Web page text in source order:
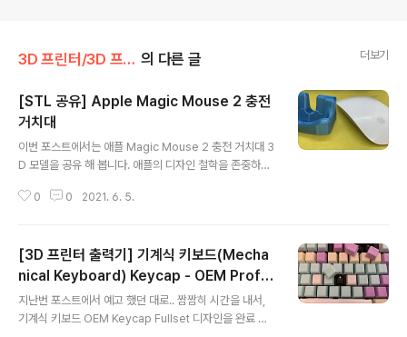
3D 프린터/3D 프린팅 갤러리 의 다른 글 더보기
[STL 공유] Apple Magic Mouse 2 충전
거치대
이번 포스트에서는 애플 Magic Mouse 2 충전 거치대 3
D 모델을 공유 해 봅니다. 애플의 디자인 철학을 존중하기
문에, 충전을 하려면 부득이 하게 엎어놓고 충전 케이블을
0 0 2021. 6. 5.
[3D 프린터 출력기] 기계식 키보드(Mecha
nical Keyboard) Keycap - OEM Profil
e 풀세트
지난번 포스트에서 예고 했던 대로.. 짬짬히 시간을 내서,
기계식 키보드 OEM Keycap Fullset 디자인을 완료 되